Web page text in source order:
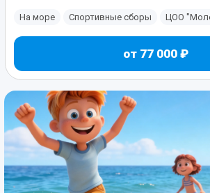
На море Спортивные сборы ЦОО
от 77 000 ₽